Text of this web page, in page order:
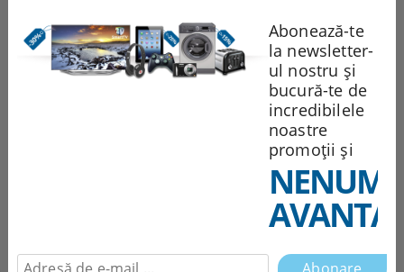
Noi vă vom contacta pentru
finalizarea comenzii.
Abonează-te
la newsletter-
ul nostru și
bucură-te de
incredibilele
noastre
promoții și